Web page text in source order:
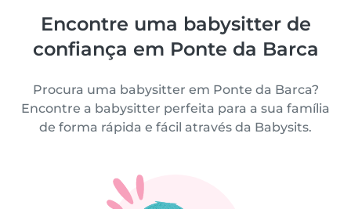
Encontre uma babysitter de
confiança em Ponte da Barca
Procura uma babysitter em Ponte da Barca?
Encontre a babysitter perfeita para a sua família
de forma rápida e fácil através da Babysits.